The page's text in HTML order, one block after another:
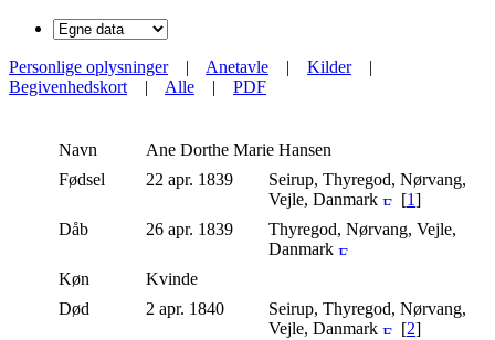
Personlige oplysninger| Anetavle | Kilder|
Begivenhedskort | Alle | PDF
Navn Ane Dorthe Marie Hansen
Fødsel
22 apr. 1839
Seirup, Thyregod, Nørvang,
Vejle, Danmark
[1]
Dåb
26 apr. 1839
Thyregod, Nørvang, Vejle,
Danmark
Køn
Kvinde
Død
2 apr. 1840
Seirup, Thyregod, Nørvang,
Vejle, Danmark
[2]